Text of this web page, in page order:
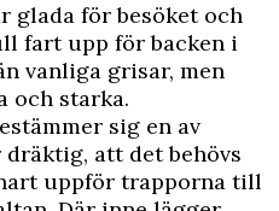
glada för besöket och
fart upp för backen i
vanliga grisar, men
och starka.
sig en av
att det behövs
uppför trapporna till